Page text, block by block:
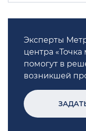
Эксперты
центра
помогут в
возникшей